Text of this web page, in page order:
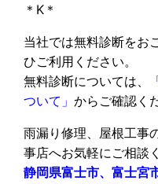
＊K＊
当社では無料診断をお
ひご利用ください。
無料診断については、
ついて」 からご確認く
雨漏り修理、屋根工事
事店へお気軽にご相談
静岡県富士市、富士宮